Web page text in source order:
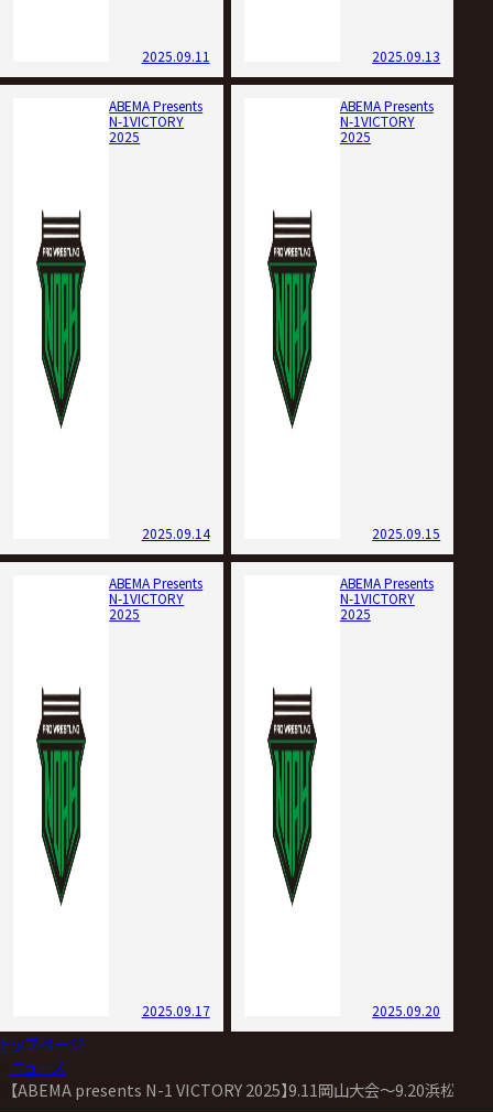
2025.09.11 2025.09.13
ABEMA Presents
N-1VICTORY
2025
2025.09.14
ABEMA Presents
N-1VICTORY
2025
2025.09.15
ABEMA Presents
N-1VICTORY
2025
2025.09.17
ABEMA Presents
N-1VICTORY
2025
2025.09.20
トップページ
ニュース
【ABEMA presents N-1 VICTORY 2025】9.11岡山大会～9.20浜松大会